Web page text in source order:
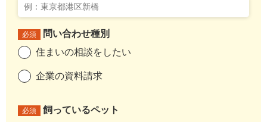
必須
問い合わせ種別
住まいの相談をしたい
企業の資料請求
必須
飼っているペット